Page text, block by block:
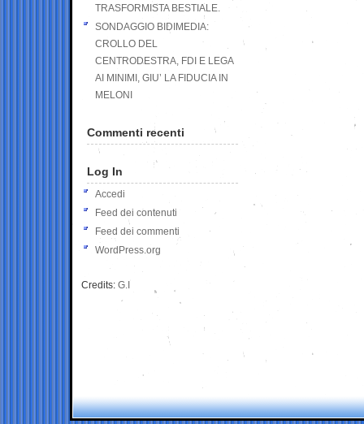
TRASFORMISTA BESTIALE.
SONDAGGIO BIDIMEDIA:
CROLLO DEL
CENTRODESTRA, FDI E LEGA
AI MINIMI, GIU’ LA FIDUCIA IN
MELONI
Commenti recenti
Log In
Accedi
Feed dei contenuti
Feed dei commenti
WordPress.org
Credits: G.I